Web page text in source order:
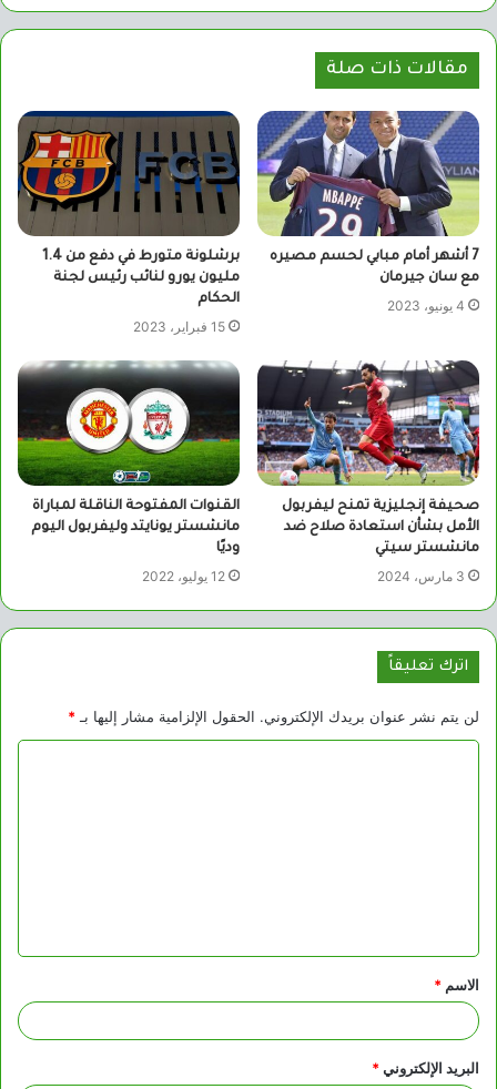
مقالات ذات صلة
7 أشهر أمام مبابي لحسم مصيره
مع سان جيرمان
4 يونيو، 2023
برشلونة متورط في دفع من 1.4
مليون يورو لنائب رئيس لجنة
الحكام
15 فبراير، 2023
صحيفة إنجليزية تمنح ليفربول
الأمل بشأن استعادة صلاح ضد
مانشستر سيتي
3 مارس، 2024
القنوات المفتوحة الناقلة لمباراة
مانشستر يونايتد وليفربول اليوم
وديًا
12 يوليو، 2022
اترك تعليقاً
لن يتم نشر عنوان بريدك الإلكتروني. الحقول الإلزامية مشار إليها بـ *
ق
*
الاسم *
البريد الإلكتروني*